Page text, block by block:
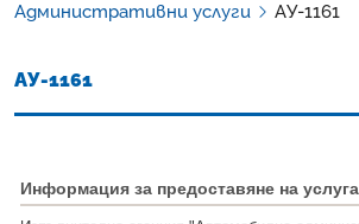
Административни услуги
АУ-1161
АУ-1161